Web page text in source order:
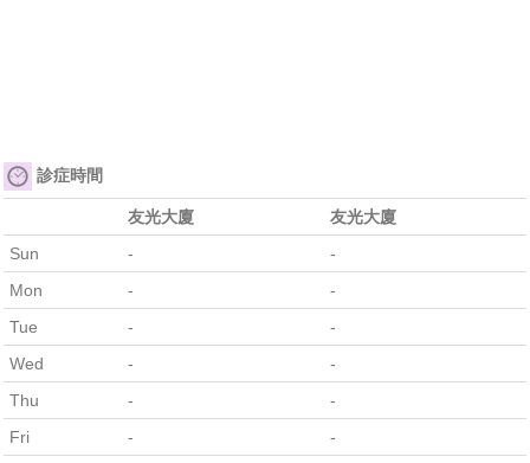
診症時間
友光大廈
友光大廈
Sun
-
-
Mon
-
-
Tue
-
-
Wed
-
-
Thu
-
-
Fri
-
-